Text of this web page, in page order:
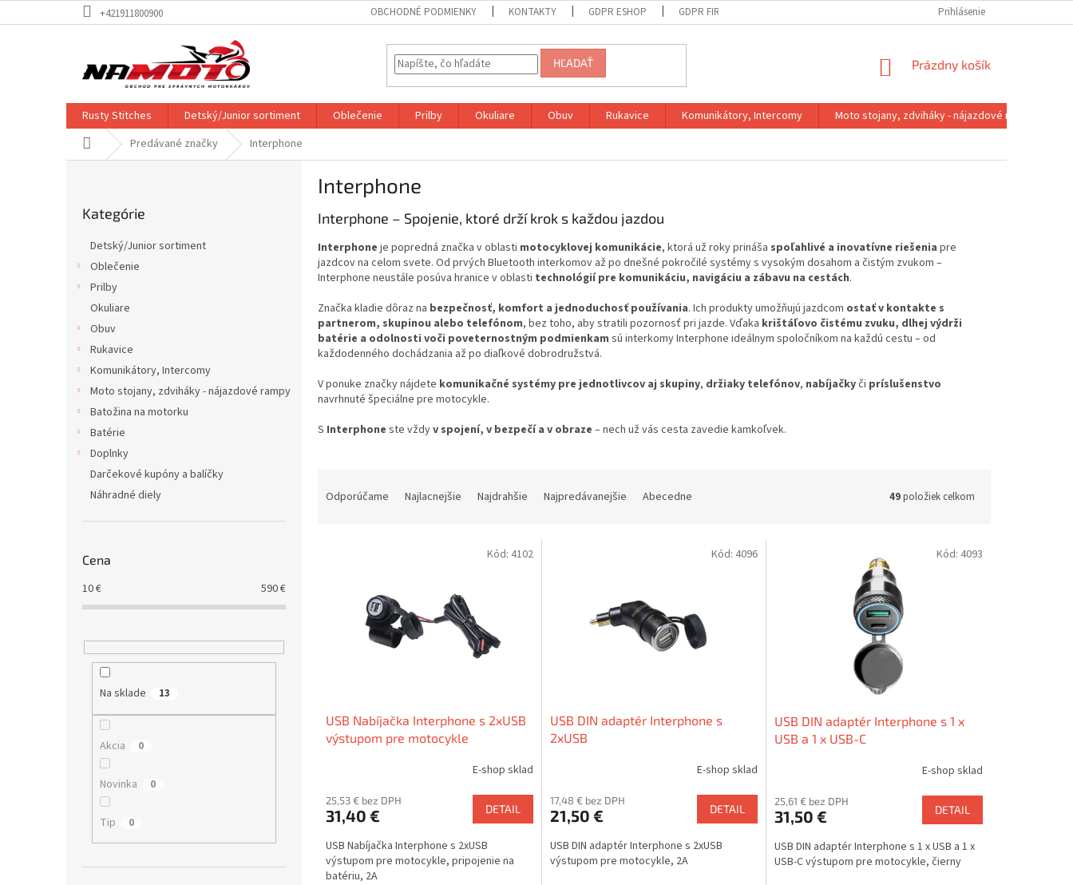
na
+421911800900 OBCHODNÉ PODMIENKY KONTAKTY GDPR ESHOP GDPR FIRMA VÝMENA VEĽKOSTI
Prihlásenie
HĽADAŤ
NÁKUPNÝ
Prázdny košík
Rusty Stitches Detský/Junior sortiment Oblečenie Prilby Okuliare Obuv Rukavice Komunikátory, Intercomy Moto stojany, zdviháky - nájazdové rampy
DomovPredávané značky Interphone
kategórie
Kategórie
Detský/Junior sortiment
Oblečenie
Prilby
Okuliare
Obuv
Rukavice
Komunikátory, Intercomy
Moto stojany, zdviháky - nájazdové rampy
Batožina na motorku
Batérie
Doplnky
Darčekové kupóny a balíčky
Náhradné diely
Cena
10€ 590€
Na sklade 13
Akcia 0
Novinka 0
Tip 0
Interphone
Interphone – Spojenie, ktoré drží krok s každou jazdou
Interphone je popredná značka v oblasti motocyklovej komunikácie, ktorá už roky prináša spoľahlivé a inovatívne riešenia pre
jazdcov na celom svete. Od prvých Bluetooth interkomov až po dnešné pokročilé systémy s vysokým dosahom a čistým zvukom –
Interphone neustále posúva hranice v oblasti technológií pre komunikáciu, navigáciu a zábavu na cestách.
Značka kladie dôraz na bezpečnosť, komfort a jednoduchosť používania. Ich produkty umožňujú jazdcom ostať v kontakte s
partnerom, skupinou alebo telefónom, bez toho, aby stratili pozornosť pri jazde. Vďaka krištáľovo čistému zvuku, dlhej výdrži
batérie a odolnosti voči poveternostným podmienkam sú interkomy Interphone ideálnym spoločníkom na každú cestu – od
každodenného dochádzania až po diaľkové dobrodružstvá.
V ponuke značky nájdete komunikačné systémy pre jednotlivcov aj skupiny, držiaky telefónov, nabíjačkyči príslušenstvo
navrhnuté špeciálne pre motocykle.
S Interphone ste vždyv spojení, v bezpečí a v obraze – nech už vás cesta zavedie kamkoľvek.
Odporúčame Najlacnejšie Najdrahšie Najpredávanejšie Abecedne 49položiek celkom
USB Nabíjačka Interphone s 2xUSB
výstupom pre motocykle
E-shop sklad
25,53 € bez DPH
31,40 € DETAIL
USB Nabíjačka Interphone s 2xUSB
výstupom pre motocykle, pripojenie na
batériu, 2A
Kód: 4102
USB DIN adaptér Interphone s
2xUSB
E-shop sklad
17,48 € bez DPH
21,50 € DETAIL
USB DIN adaptér Interphone s 2xUSB
výstupom pre motocykle, 2A
Kód: 4096
USB DIN adaptér Interphone s 1 x
USB a 1 x USB-C
E-shop sklad
25,61 € bez DPH
31,50 € DETAIL
USB DIN adaptér Interphone s 1 x USB a 1 x
USB-C výstupom pre motocykle, čierny
Kód: 4093